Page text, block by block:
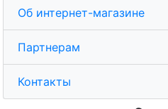
Об интернет-магазине
Партнерам
Контакты